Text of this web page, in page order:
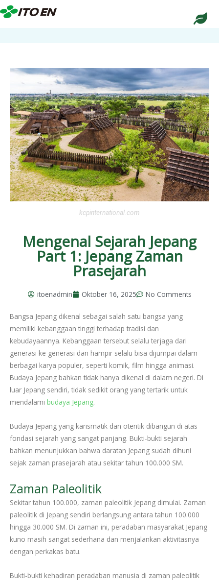
kcpinternational.com
Mengenal Sejarah Jepang
Part 1: Jepang Zaman
Prasejarah
itoenadmin Oktober 16, 2025 No Comments
Bangsa Jepang dikenal sebagai salah satu bangsa yang
memiliki kebanggaan tinggi terhadap tradisi dan
kebudayaannya. Kebanggaan tersebut selalu terjaga dari
generasi ke generasi dan hampir selalu bisa dijumpai dalam
berbagai karya populer, seperti komik, film hingga animasi.
Budaya Jepang bahkan tidak hanya dikenal di dalam negeri. Di
luar Jepang sendiri, tidak sedikit orang yang tertarik untuk
mendalami budaya Jepang.
Budaya Jepang yang karismatik dan otentik dibangun di atas
fondasi sejarah yang sangat panjang. Bukti-bukti sejarah
bahkan menunjukkan bahwa daratan Jepang sudah dihuni
sejak zaman prasejarah atau sekitar tahun 100.000 SM.
Zaman Paleolitik
Sekitar tahun 100.000, zaman paleolitik Jepang dimulai. Zaman
paleolitik di Jepang sendiri berlangsung antara tahun 100.000
hingga 30.000 SM. Di zaman ini, peradaban masyarakat Jepang
kuno masih sangat sederhana dan menjalankan aktivitasnya
dengan perkakas batu.
Bukti-bukti kehadiran peradaban manusia di zaman paleolitik